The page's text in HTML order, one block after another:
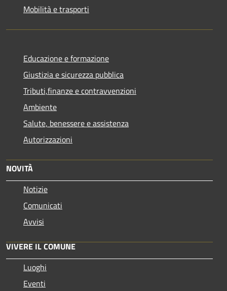
Mobilità e trasporti
Educazione e formazione
Giustizia e sicurezza pubblica
Tributi,finanze e contravvenzioni
Ambiente
Salute, benessere e assistenza
Autorizzazioni
NOVITÀ
Notizie
Comunicati
Avvisi
VIVERE IL COMUNE
Luoghi
Eventi